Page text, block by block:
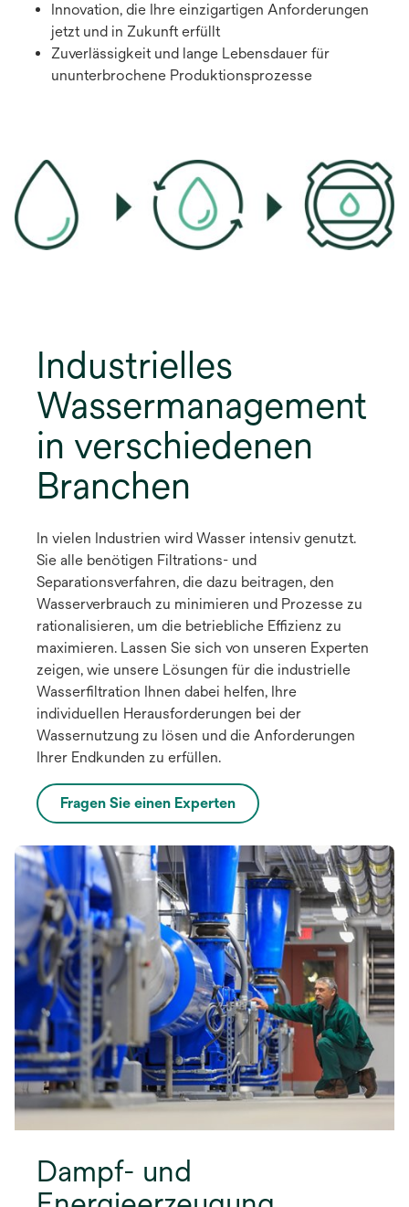
Innovation, die Ihre einzigartigen Anforderungen
jetzt und in Zukunft erfüllt
Zuverlässigkeit und lange Lebensdauer für
ununterbrochene Produktionsprozesse
Industrielles
Wassermanagement
in verschiedenen
Branchen
In vielen Industrien wird Wasser intensiv genutzt.
Sie alle benötigen Filtrations- und
Separationsverfahren, die dazu beitragen, den
Wasserverbrauch zu minimieren und Prozesse zu
rationalisieren, um die betriebliche Effizienz zu
maximieren. Lassen Sie sich von unseren Experten
zeigen, wie unsere Lösungen für die industrielle
Wasserfiltration Ihnen dabei helfen, Ihre
individuellen Herausforderungen bei der
Wassernutzung zu lösen und die Anforderungen
Ihrer Endkunden zu erfüllen.
Fragen Sie einen Experten
Dampf- und